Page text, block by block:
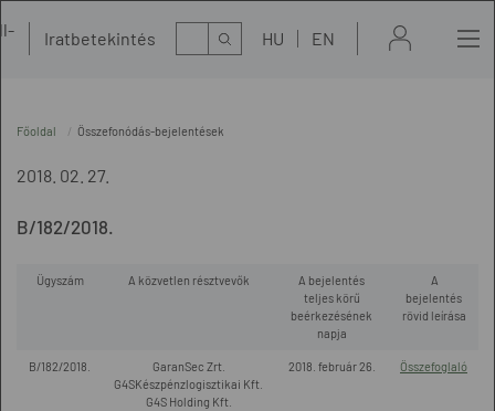
Iratbetekintés Kereső HU EN
Főoldal Összefonódás-bejelentések
2018. 02. 27.
B/182/2018.
Ügyszám A közvetlen résztvevők
A bejelentés
teljes körű
beérkezésének
napja
A
bejelentés
rövid leírása
B/182/2018.
GaranSec Zrt.
G4SKészpénzlogisztikai Kft.
G4S Holding Kft.
2018. február 26. Összefoglaló